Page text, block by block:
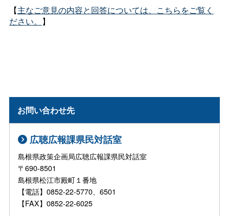
【主なご意見の内容と回答については、こちらをご覧く
ださい。 】
お問い合わせ先
広聴広報課県民対話室
島根県政策企画局広聴広報課県民対話室
〒690-8501
島根県松江市殿町１番地
【電話】0852-22-5770、6501
【FAX】0852-22-6025